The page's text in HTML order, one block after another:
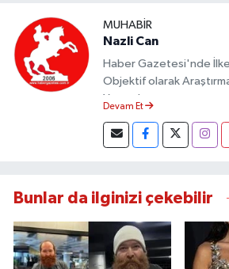
MUHABIR
Nazli Can
Haber Gazetesi'nde
Objektif olarak
Yapmaktayım.
Devam Et
Bunlar da ilginizi çekebilir